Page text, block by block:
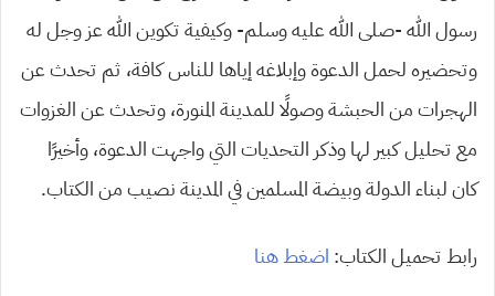
رسول الله -صلى الله عليه وسلم- وكيفية تكوين الله عز وجل له
وتحضيره لحمل الدعوة وإبلاغه إياها للناس كافة، ثم تحدث عن
الهجرات من الحبشة وصولًا للمدينة المنورة، وتحدث عن الغزوات
مع تحليل كبير لها وذكر التحديات التي واجهت الدعوة، وأخيرًا
كان لبناء الدولة وبيضة المسلمين في المدينة نصيب من الكتاب.
رابط تحميل الكتاب: اضغط هنا